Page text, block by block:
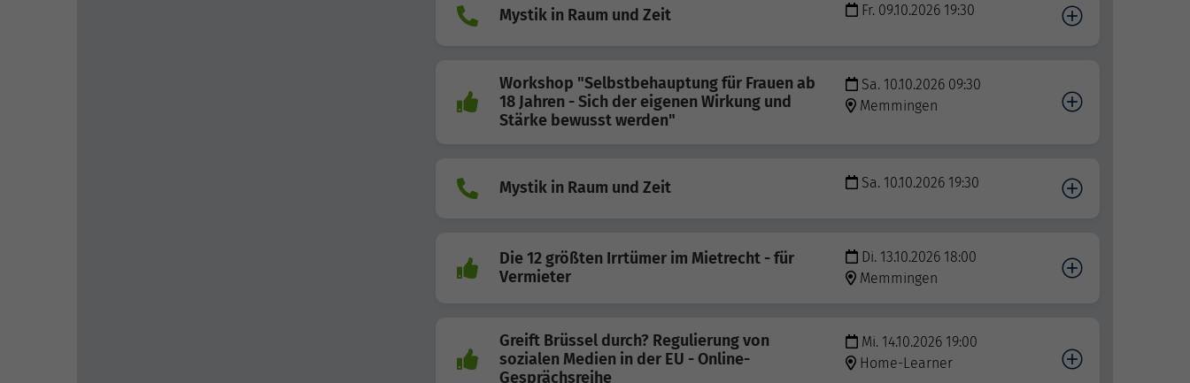
Mystik in Raum und Zeit Fr. 09.10.2026 19:30
Workshop "Selbstbehauptung für Frauen ab
18 Jahren - Sich der eigenen Wirkung und
Stärke bewusst werden"
Sa. 10.10.2026 09:30
Memmingen
Mystik in Raum und Zeit Sa. 10.10.2026 19:30
Die 12 größten Irrtümer im Mietrecht - für
Vermieter
Di. 13.10.2026 18:00
Memmingen
Greift Brüssel durch? Regulierung von
sozialen Medien in der EU - Online-
Gesprächsreihe
Mi. 14.10.2026 19:00
Home-Learner